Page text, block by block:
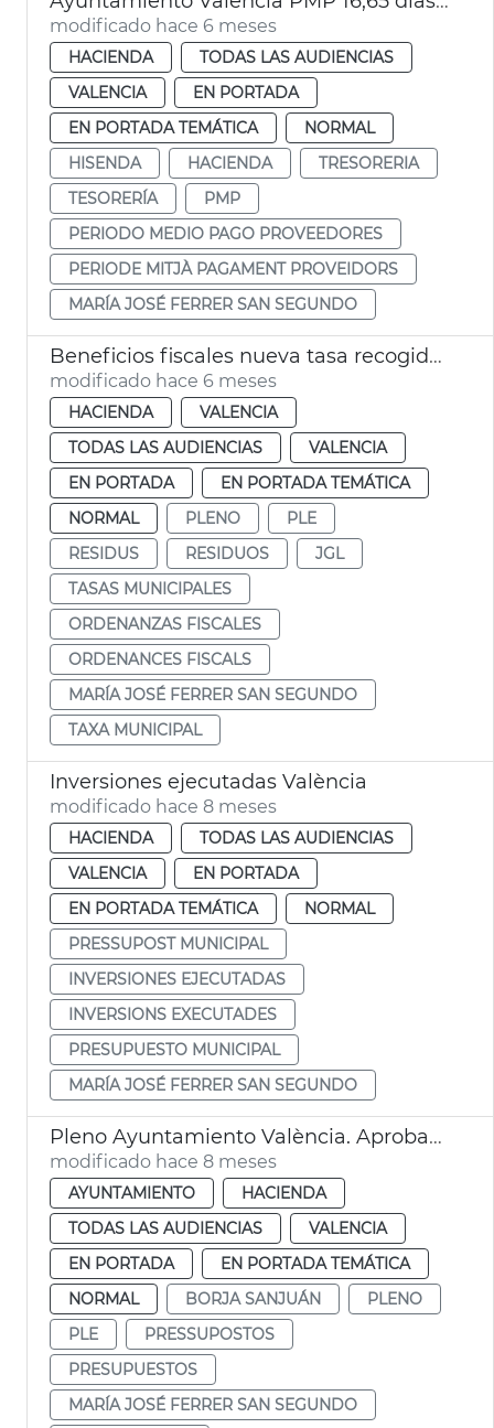
modificado hace 6 meses
HACIENDA
TODAS LAS AUDIENCIAS
VALENCIA
EN PORTADA
EN PORTADA TEMÁTICA
NORMAL
HISENDA
HACIENDA
TRESORERIA
TESORERÍA
PMP
PERIODO MEDIO PAGO PROVEEDORES
PERIODE MITJÀ PAGAMENT PROVEIDORS
MARÍA JOSÉ FERRER SAN SEGUNDO
Beneficios fiscales nueva tasa recogida de residuos Ayuntamiento València
modificado hace 6 meses
HACIENDA
VALENCIA
TODAS LAS AUDIENCIAS
VALENCIA
EN PORTADA
EN PORTADA TEMÁTICA
NORMAL
PLENO
PLE
RESIDUS
RESIDUOS
JGL
TASAS MUNICIPALES
ORDENANZAS FISCALES
ORDENANCES FISCALS
MARÍA JOSÉ FERRER SAN SEGUNDO
TAXA MUNICIPAL
Inversiones ejecutadas València
modificado hace 8 meses
HACIENDA
TODAS LAS AUDIENCIAS
VALENCIA
EN PORTADA
EN PORTADA TEMÁTICA
NORMAL
PRESSUPOST MUNICIPAL
INVERSIONES EJECUTADAS
INVERSIONS EXECUTADES
PRESUPUESTO MUNICIPAL
MARÍA JOSÉ FERRER SAN SEGUNDO
Pleno Ayuntamiento València. Aprobación provisional presupuestos
modificado hace 8 meses
AYUNTAMIENTO
HACIENDA
TODAS LAS AUDIENCIAS
VALENCIA
EN PORTADA
EN PORTADA TEMÁTICA
NORMAL
BORJA SANJUÁN
PLENO
PLE
PRESSUPOSTOS
PRESUPUESTOS
MARÍA JOSÉ FERRER SAN SEGUNDO